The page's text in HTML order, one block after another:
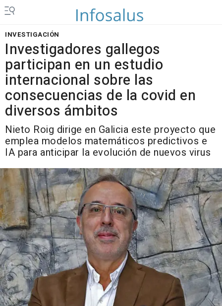
INVESTIGACIÓN
Investigadores gallegos
participan en un estudio
internacional sobre las
consecuencias de la covid en
diversos ámbitos
Nieto Roig dirige en Galicia este proyecto que
emplea modelos matemáticos predictivos e
IA para anticipar la evolución de nuevos virus